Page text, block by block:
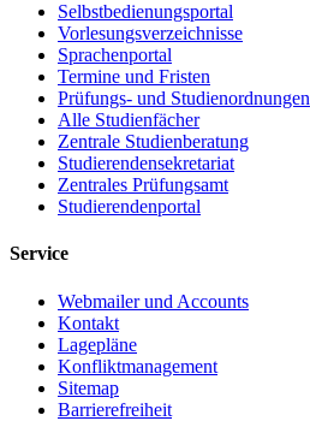
Selbstbedienungsportal
Vorlesungsverzeichnisse
Sprachenportal
Termine und Fristen
Prüfungs- und Studienordnungen
Alle Studienfächer
Zentrale Studienberatung
Studierendensekretariat
Zentrales Prüfungsamt
Studierendenportal
Service
Webmailer und Accounts
Kontakt
Lagepläne
Konfliktmanagement
Sitemap
Barrierefreiheit